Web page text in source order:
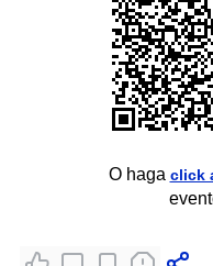
O haga click